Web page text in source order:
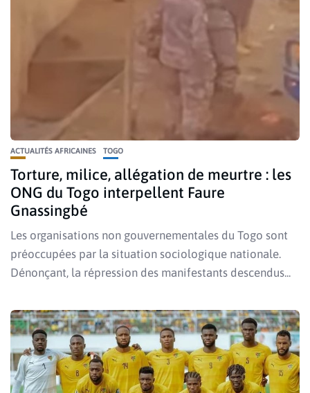
ACTUALITÉS AFRICAINES TOGO
Torture, milice, allégation de meurtre : les
ONG du Togo interpellent Faure
Gnassingbé
Les organisations non gouvernementales du Togo sont
préoccupées par la situation sociologique nationale.
Dénonçant, la répression des manifestants descendus...